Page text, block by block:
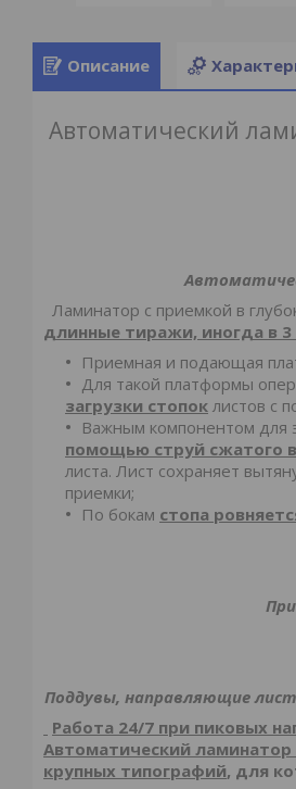
Описание
Автоматический
Ламинатор с приемкой в
длинные тиражи, иногда в 3
Приемная и подающая
Для такой платформы
загрузки стопок листов с
Важным компонентом для
помощью струй сжатого
листа. Лист сохраняет
приемки;
По бокам стопа
Поддувы, направляющие
Работа 24/7 при пиковых
Автоматический ламинатор
крупных типографий, для